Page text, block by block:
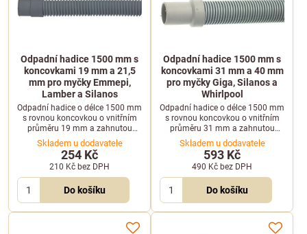
Odpadní hadice 1500 mm s
koncovkami 19 mm a 21,5
mm pro myčky Emmepi,
Lamber a Silanos
Odpadní hadice o délce 1500 mm
s rovnou koncovkou o vnitřním
průměru 19 mm a zahnutou
koncovkou o vnitřním průměru
21,5 mm. Je kompatibilní s
profesionálními myčkami nádobí
značek Emmepi, Lamber, Silanos
a dalších.
Skladem u dodavatele
254 Kč
210 Kč bez DPH
Do košíku
Odpadní hadice 1500 mm s
koncovkami 31 mm a 40 mm
pro myčky Giga, Silanos a
Whirlpool
Odpadní hadice o délce 1500 mm
s rovnou koncovkou o vnitřním
průměru 31 mm a zahnutou
koncovkou o vnitřním průměru
40 mm. Je vhodná pro
profesionální myčky Giga, Silanos
a Whirlpool.
Skladem u dodavatele
593 Kč
490 Kč bez DPH
Do košíku